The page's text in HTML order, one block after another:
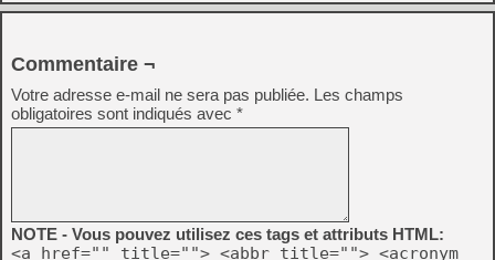
Commentaire ¬
Votre adresse e-mail ne sera pas publiée. Les champs
obligatoires sont indiqués avec *
NOTE - Vous pouvez utilisez ces tags et attributs HTML:
<a href="" title=""> <abbr title=""> <acronym